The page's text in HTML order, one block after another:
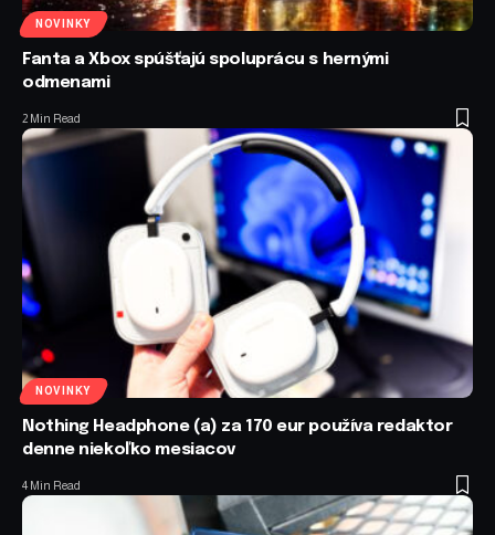
NOVINKY
Fanta a Xbox spúšťajú spoluprácu s hernými
odmenami
2 Min Read
NOVINKY
Nothing Headphone (a) za 170 eur používa redaktor
denne niekoľko mesiacov
4 Min Read